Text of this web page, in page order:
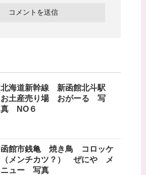
北海道新幹線 新函館北斗駅
お土産売り場 おがーる 写
真 NO６
函館市銭亀 焼き鳥 コロッケ
（メンチカツ？） ぜにや メ
ニュー 写真